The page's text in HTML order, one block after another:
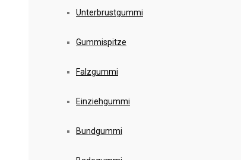
Unterbrustgummi
Gummispitze
Falzgummi
Einziehgummi
Bundgummi